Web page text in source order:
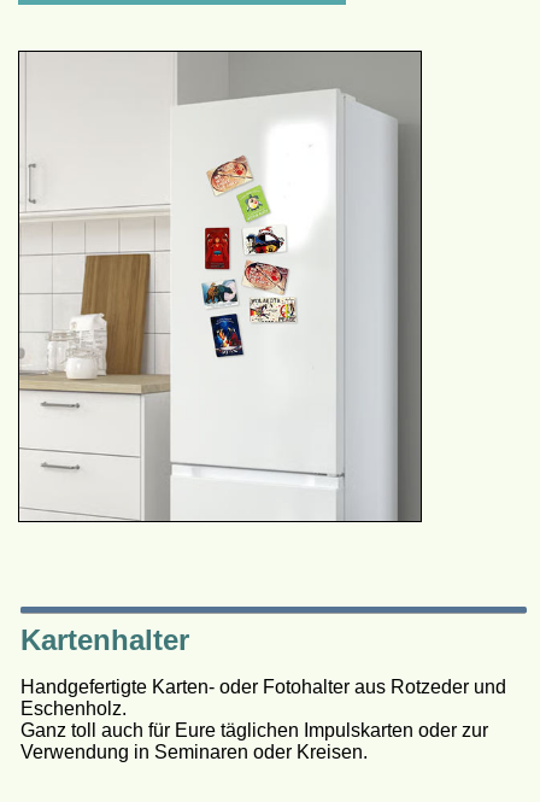
Kartenhalter
Handgefertigte Karten- oder Fotohalter aus Rotzeder und
Eschenholz.
Ganz toll auch für Eure täglichen Impulskarten oder zur
Verwendung in Seminaren oder Kreisen.